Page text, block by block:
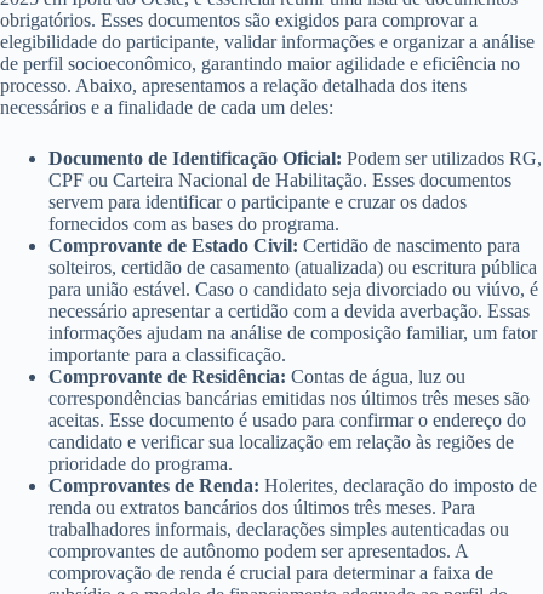
obrigatórios. Esses documentos são exigidos para comprovar a
elegibilidade do participante, validar informações e organizar a análise
de perfil socioeconômico, garantindo maior agilidade e eficiência no
processo. Abaixo, apresentamos a relação detalhada dos itens
necessários e a finalidade de cada um deles:
Documento de Identificação Oficial: Podem ser utilizados RG,
CPF ou Carteira Nacional de Habilitação. Esses documentos
servem para identificar o participante e cruzar os dados
fornecidos com as bases do programa.
Comprovante de Estado Civil: Certidão de nascimento para
solteiros, certidão de casamento (atualizada) ou escritura pública
para união estável. Caso o candidato seja divorciado ou viúvo, é
necessário apresentar a certidão com a devida averbação. Essas
informações ajudam na análise de composição familiar, um fator
importante para a classificação.
Comprovante de Residência: Contas de água, luz ou
correspondências bancárias emitidas nos últimos três meses são
aceitas. Esse documento é usado para confirmar o endereço do
candidato e verificar sua localização em relação às regiões de
prioridade do programa.
Comprovantes de Renda: Holerites, declaração do imposto de
renda ou extratos bancários dos últimos três meses. Para
trabalhadores informais, declarações simples autenticadas ou
comprovantes de autônomo podem ser apresentados. A
comprovação de renda é crucial para determinar a faixa de